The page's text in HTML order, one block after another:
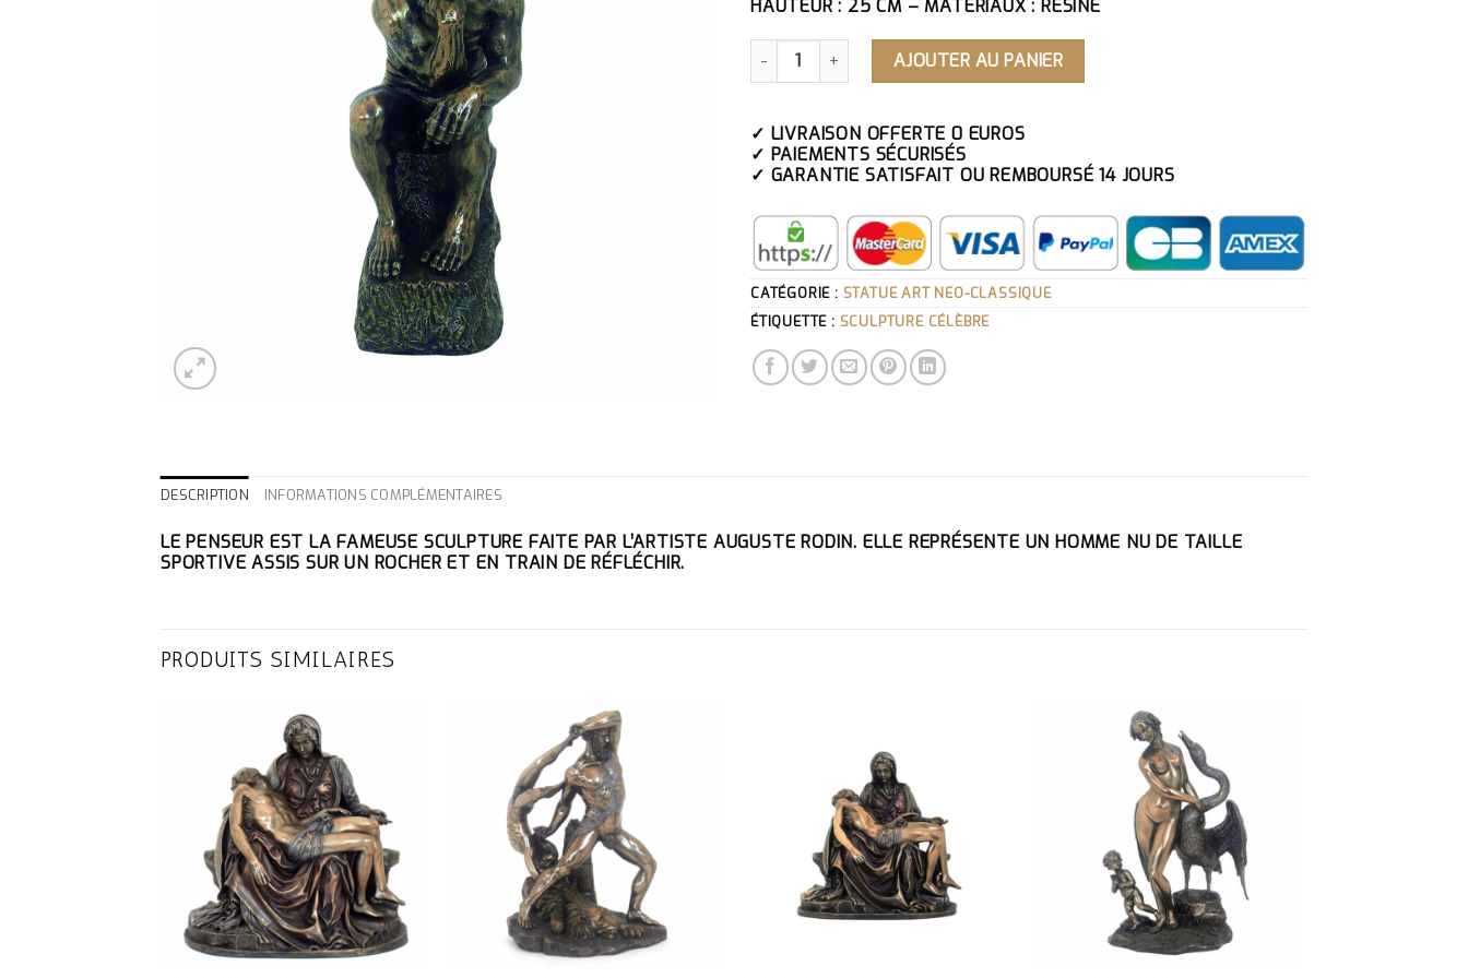
HAUTEUR : 25 CM – MATÉRIAUX : RÉSINE
QUANTITÉ DE STATUETTE PENSEUR DE RODIN - 25 CM
AJOUTER AU PANIER
✓ LIVRAISON OFFERTE 0 EUROS
✓ PAIEMENTS SÉCURISÉS
✓ GARANTIE SATISFAIT OU REMBOURSÉ 14 JOURS
CATÉGORIE : STATUE ART NEO-CLASSIQUE
ÉTIQUETTE : SCULPTURE CÉLÈBRE
DESCRIPTION INFORMATIONS COMPLÉMENTAIRES
LE PENSEUR EST LA FAMEUSE SCULPTURE FAITE PAR L’ARTISTE AUGUSTE RODIN. ELLE REPRÉSENTE UN HOMME NU DE TAILLE
SPORTIVE ASSIS SUR UN ROCHER ET EN TRAIN DE RÉFLÉCHIR.
PRODUITS SIMILAIRES